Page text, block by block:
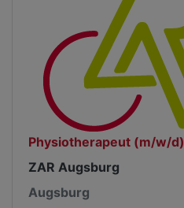
Physiotherapeut (m/w/d)
ZAR Augsburg
Augsburg